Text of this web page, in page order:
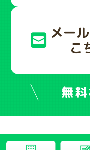
メー
こ
無